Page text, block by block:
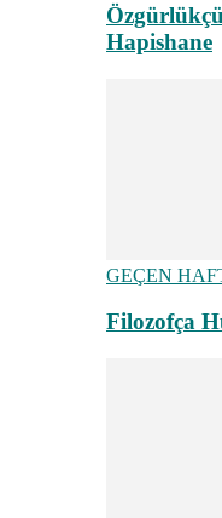
Özgürlükçü
Hapishane
GEÇEN
Filozofça